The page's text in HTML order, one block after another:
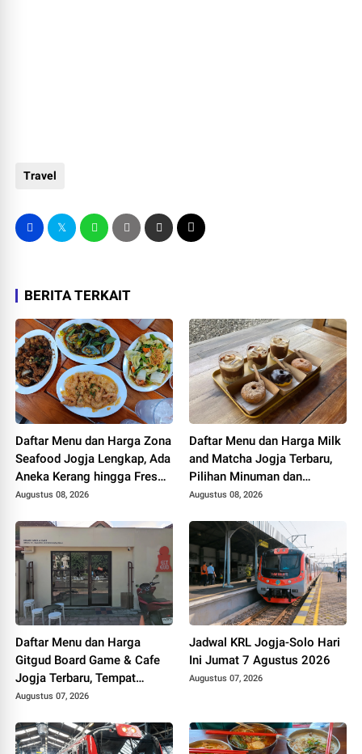
Travel
BERITA TERKAIT
Daftar Menu dan Harga Zona
Seafood Jogja Lengkap, Ada
Aneka Kerang hingga Fresh
Juice
Augustus 08, 2026
Daftar Menu dan Harga Milk
and Matcha Jogja Terbaru,
Pilihan Minuman dan
Makanan Lengkap
Augustus 08, 2026
Daftar Menu dan Harga
Gitgud Board Game & Cafe
Jogja Terbaru, Tempat
Nongkrong Sekaligus Main
Augustus 07, 2026
Jadwal KRL Jogja-Solo Hari
Ini Jumat 7 Agustus 2026
Augustus 07, 2026